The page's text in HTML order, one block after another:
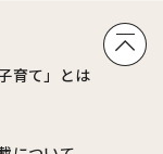
育て」とは